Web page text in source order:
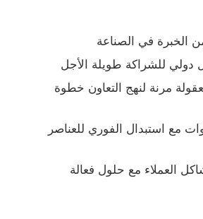
مرنة لنهج التعاون خطوة
لمدة 3 سنوات مع استبدال الفوري للعناصر
العملاء مع حلول فعالة